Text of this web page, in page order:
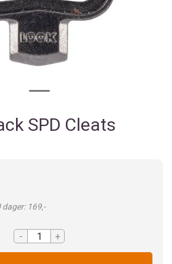
SPD Cleats
169,-
- +